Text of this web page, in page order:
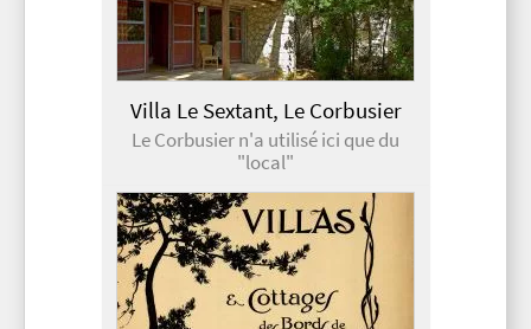
Villa Le Sextant, Le Corbusier
Le Corbusier n'a utilisé ici que du
"local"